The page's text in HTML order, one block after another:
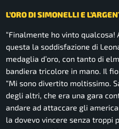
L’ORO DI SIMONELLI E
“Finalmente ho vinto qualcosa!
questa la soddisfazione di
medaglia d’oro, con tanto di
bandiera tricolore in mano. Il
“Mi sono divertito moltissimo.
degli altri, che era una gara
andare ad attaccare gli
la dovevo vincere senza troppi